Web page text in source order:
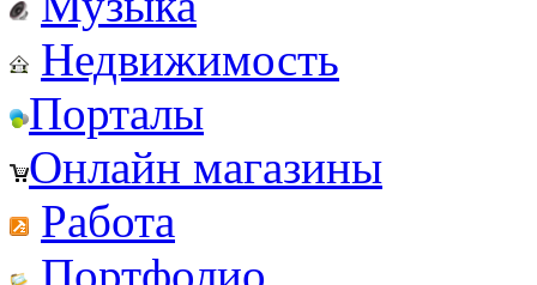
Недвижимость
Порталы
Онлайн магазины
Работа
Портфолио